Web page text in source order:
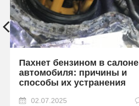
Пахнет бензином в салоне
автомобиля: причины и
способы их устранения
02.07.2025